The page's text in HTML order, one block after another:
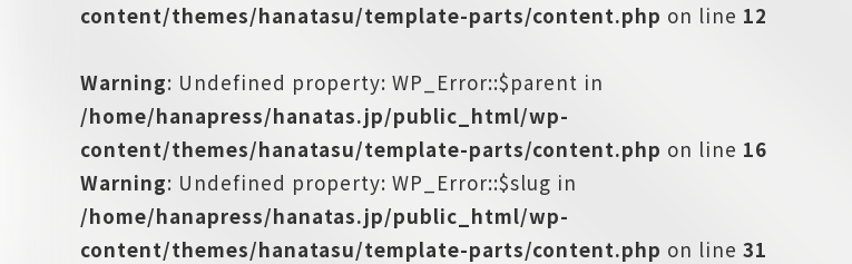
content/themes/hanatasu/template-parts/content.php on line 12
Warning: Undefined property: WP_Error::$parent in
/home/hanapress/hanatas.jp/public_html/wp-
content/themes/hanatasu/template-parts/content.php on line 16
Warning: Undefined property: WP_Error::$slug in
/home/hanapress/hanatas.jp/public_html/wp-
content/themes/hanatasu/template-parts/content.php on line 31